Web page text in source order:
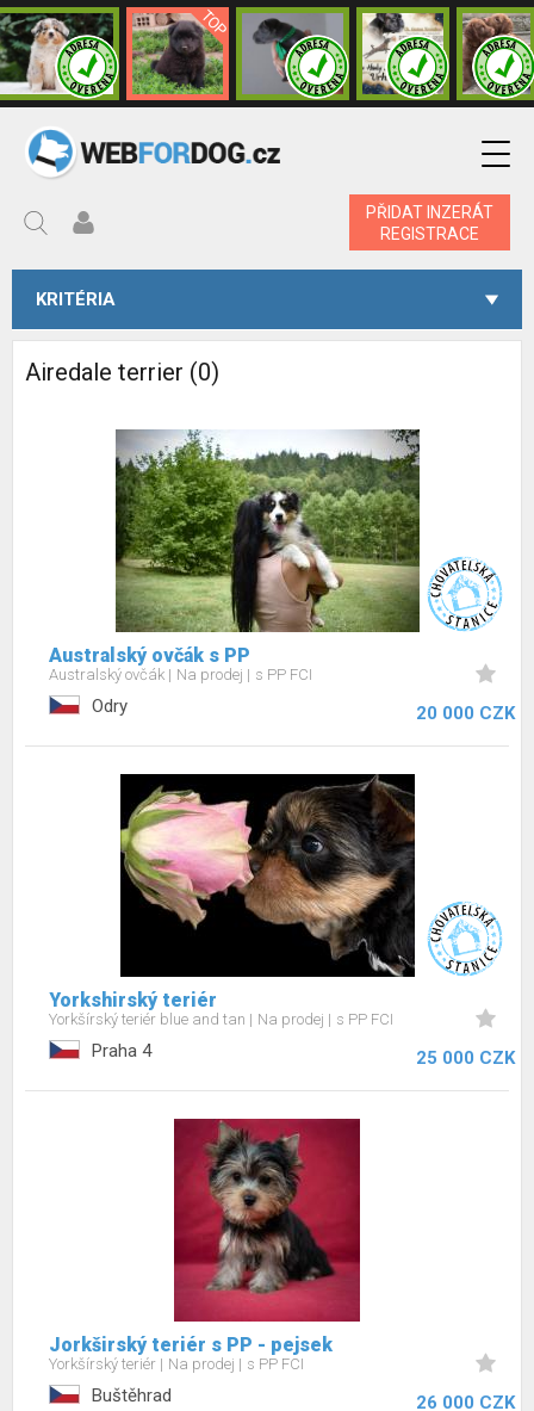
PŘIDAT INZERÁT
REGISTRACE
KRITÉRIA
Airedale terrier (0)
Australský ovčák s PP
Australský ovčák Na prodej s PP FCI
Odry 20 000 CZK
Yorkshirský teriér
Yorkšírský teriér blue and tan Na prodej s PP FCI
Praha 4 25 000 CZK
Jorkširský teriér s PP - pejsek
Yorkšírský teriér Na prodej s PP FCI
Buštěhrad 26 000 CZK